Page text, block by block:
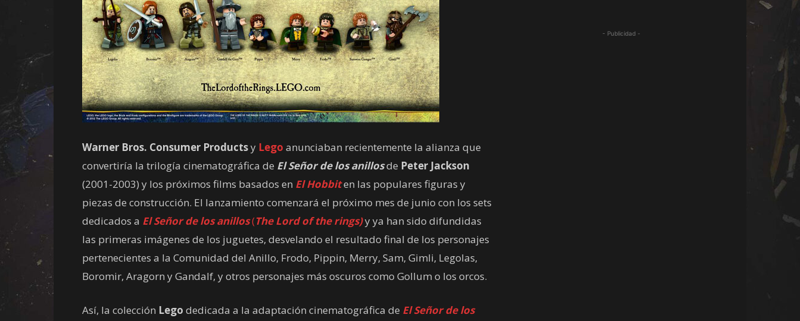
Warner Bros. Consumer Productsy Lego anunciaban recientemente la alianza que
convertiría la trilogía cinematográfica de El Señor de los anillosde Peter Jackson
(2001-2003) y los próximos films basados en El Hobbiten las populares figuras y
piezas de construcción. El lanzamiento comenzará el próximo mes de junio con los sets
dedicados a El Señor de los anillos(The Lord of the rings)y ya han sido difundidas
las primeras imágenes de los juguetes, desvelando el resultado final de los personajes
pertenecientes a la Comunidad del Anillo, Frodo, Pippin, Merry, Sam, Gimli, Legolas,
Boromir, Aragorn y Gandalf, y otros personajes más oscuros como Gollum o los orcos.
Así, la colección Lego dedicada a la adaptación cinematográfica de El Señor de los
- Publicidad -